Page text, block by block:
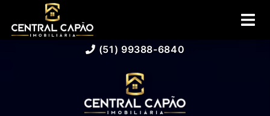
(51) 99388-6840